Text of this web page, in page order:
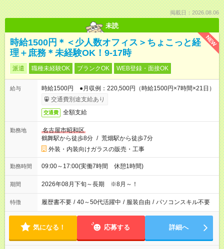
掲載日：2026.08.06
未読
NEW
時給1500円＊＜少人数オフィス＞ちょこっと経
理＋庶務＊未経験OK！9-17時
派遣 職種未経験OK ブランクOK WEB登録・面接OK
給与
時給1500円 ●月収例：220,500円（時給1500円×7時間×21日）
交通費別途支給あり
交通費 全額支給
勤務地
名古屋市昭和区
鶴舞駅から徒歩8分 / 荒畑駅から徒歩7分
外装・内装向けガラスの販売・工事
勤務時間 09:00～17:00(実働7時間 休憩1時間)
期間 2026年08月下旬～長期 ※8月～！
特徴 履歴書不要 / 40～50代活躍中 / 服装自由 / パソコンスキル不要
気になる！ 応募する 詳細へ